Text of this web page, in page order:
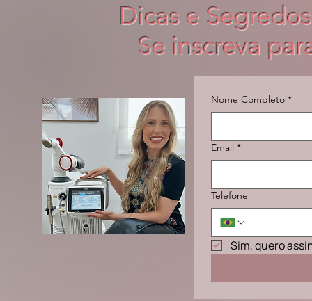
Dicas e
Se inscreva
Nome Completo *
Email *
Telefone
Sim, quero